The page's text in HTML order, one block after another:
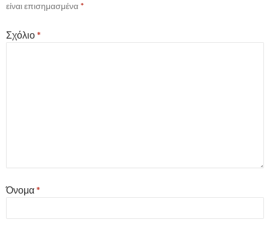
είναι επισημασμένα *
Σχόλιο*
Όνομα*